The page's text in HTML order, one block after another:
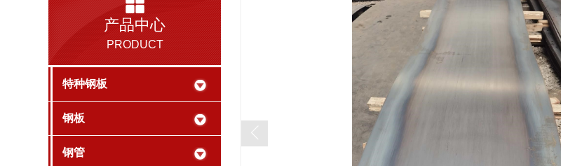
产品中心
PRODUCT
特种钢板
钢板
钢管